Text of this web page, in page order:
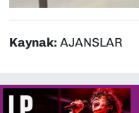
Kaynak: AJANSLAR